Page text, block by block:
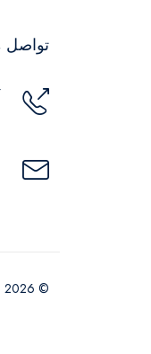
تواصل
© 2026 Kza Meeza. All Rights Reserved